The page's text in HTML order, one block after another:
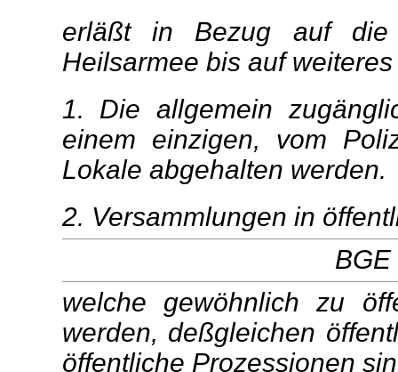
erläßt in Bezug auf die
Heilsarmee bis auf
1. Die allgemein
einem einzigen, vom
Lokale abgehalten werden.
2. Versammlungen in
welche gewöhnlich zu
werden, deßgleichen
öffentliche Prozessionen